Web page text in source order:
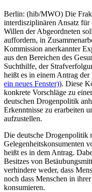
Berlin: (hib/MWO) Die
interdisziplinären Ansatz
Willen der Abgeordneten
auffordern, in
Kommission anerkannter
aus den Bereichen des
Suchthilfe, der
heißt es in einem Antrag
ein neues Fenster)). Diese
konkrete Vorschläge zu
deutschen Drogenpolitik
Erkenntnisse zu erarbeiten
aufzustellen.
Die deutsche Drogenpolitik
Gelegenheitskonsumenten
heißt es in dem Antrag.
Besitzes von
verhindere weder, dass
noch dass Menschen in
konsumieren.